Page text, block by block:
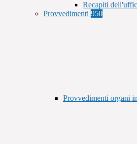
Recapiti
Provvedimenti 950
Provvedimenti organi